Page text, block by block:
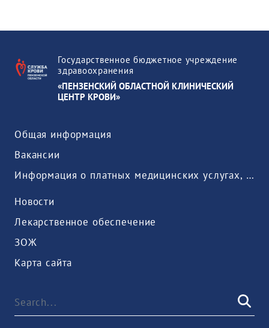
Государственное бюджетное учреждение
здравоохранения
«ПЕНЗЕНСКИЙ ОБЛАСТНОЙ КЛИНИЧЕСКИЙ
ЦЕНТР КРОВИ»
Общая информация
Вакансии
Информация о платных медицинских услугах, предоставляемых медицинской организацией
Новости
Лекарственное обеспечение
ЗОЖ
Карта сайта